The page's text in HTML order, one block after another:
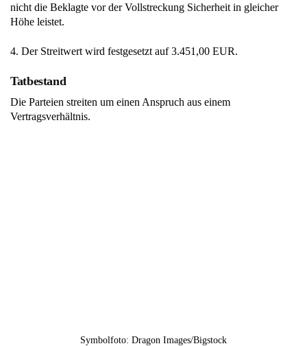
nicht die Beklagte vor der Vollstreckung Sicherheit in gleicher
Höhe leistet.
4. Der Streitwert wird festgesetzt auf 3.451,00 EUR.
Tatbestand
Die Parteien streiten um einen Anspruch aus einem
Vertragsverhältnis.
Symbolfoto: Dragon Images/Bigstock